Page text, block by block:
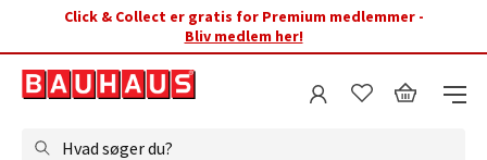
Click & Collect er gratis for Premium medlemmer -
Bliv medlem her!
Hvad søger du?